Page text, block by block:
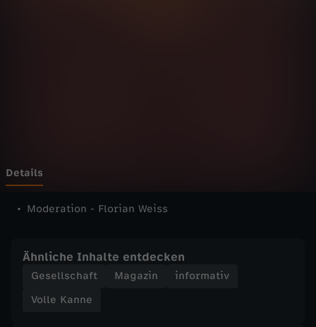
o
l
e
K
Details
Moderation - Florian Weiss
Ähnliche Inhalte entdecken
Gesellschaft Magazin
informativ
Volle Kanne